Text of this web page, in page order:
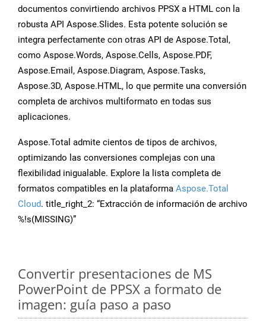
documentos convirtiendo archivos PPSX a HTML con la
robusta API Aspose.Slides. Esta potente solución se
integra perfectamente con otras API de Aspose.Total,
como Aspose.Words, Aspose.Cells, Aspose.PDF,
Aspose.Email, Aspose.Diagram, Aspose.Tasks,
Aspose.3D, Aspose.HTML, lo que permite una conversión
completa de archivos multiformato en todas sus
aplicaciones.
Aspose.Total admite cientos de tipos de archivos,
optimizando las conversiones complejas con una
flexibilidad inigualable. Explore la lista completa de
formatos compatibles en la plataforma Aspose.Total
Cloud. title_right_2: “Extracción de información de archivo
%!s(MISSING)”
Convertir presentaciones de MS
PowerPoint de PPSX a formato de
imagen: guía paso a paso